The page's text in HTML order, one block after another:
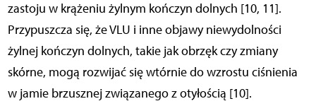
zastoju w krążeniu żylnym kończyn dolnych [10, 11].
Przypuszcza się, że VLU i inne objawy niewydolności
żylnej kończyn dolnych, takie jak obrzęk czy zmiany
skórne, mogą rozwijać się wtórnie do wzrostu ciśnienia
w jamie brzusznej związanego z otyłością [10].